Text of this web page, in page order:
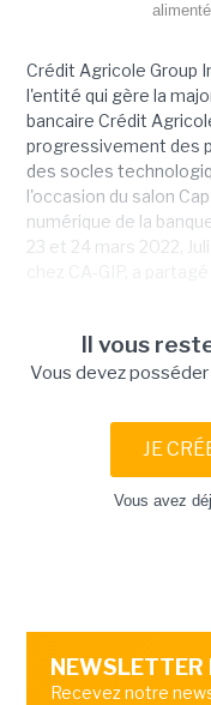
Crédit Agricole Group
l'entité qui gère la
bancaire Crédit
progressivement des
des socles
l'occasion du salon
numérique de la
23 et 24 mars 2022,
chez CA-GIP, a
Il vous
Vous devez
JE
Vous avez
NEWSLETTER
Recevez notre